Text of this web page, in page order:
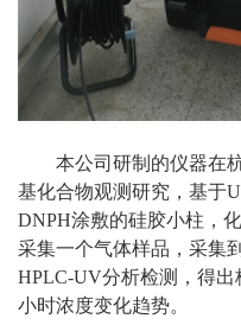
本公司研制的仪器在
基化合物观测研究，基于
DNPH涂敷的硅胶小柱，
采集一个气体样品，采集
HPLC-UV分析检测，得
小时浓度变化趋势。